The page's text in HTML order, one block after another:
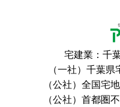
宅建業：千
（一社）千葉
（公社）全国宅
（公社）首都圏